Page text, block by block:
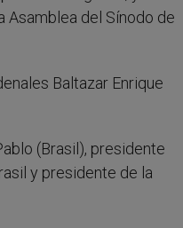
Asamblea del Sínodo de
Baltazar Enrique
(Brasil), presidente
y presidente de la